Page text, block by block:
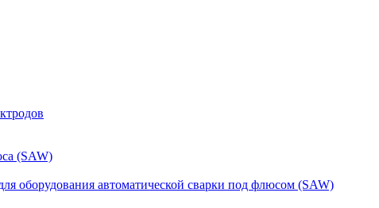
(SAW)
оборудования автоматической сварки под флюсом (SAW)